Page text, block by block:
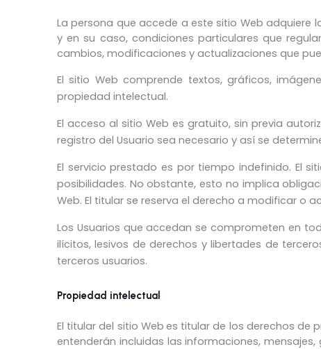
La persona que accede a este sitio Web adquiere
y en su caso, condiciones particulares que
cambios, modificaciones y actualizaciones que
El sitio Web comprende textos, gráficos,
propiedad intelectual.
El acceso al sitio Web es gratuito, sin previa
registro del Usuario sea necesario y así se
El servicio prestado es por tiempo indefinido. El
posibilidades. No obstante, esto no implica
Web. El titular se reserva el derecho a modificar o
Los Usuarios que accedan se comprometen en
ilícitos, lesivos de derechos y libertades de
terceros usuarios.
Propiedad intelectual
El titular del sitio Web es titular de los derechos de
entenderán incluidas las informaciones,